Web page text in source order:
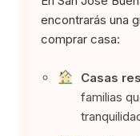
encontrarás una
comprar casa:
Casas
familias